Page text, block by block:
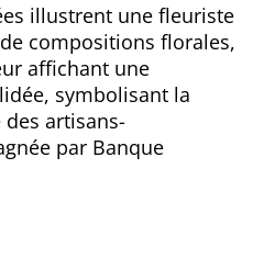
illustrent une fleuriste
compositions florales,
affichant une
symbolisant la
artisans-
par Banque